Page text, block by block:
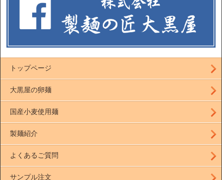
トップページ
大黒屋の卵麺
国産小麦使用麺
製麺紹介
よくあるご質問
サンプル注文